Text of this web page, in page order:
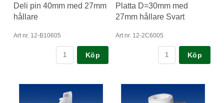
Deli pin 40mm med 27mm
hållare
Art nr. 12-B10605
Köp
Platta D=30mm med
27mm hållare Svart
Art nr. 12-2C6005
Köp